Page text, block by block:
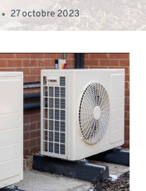
27 octobre 2023